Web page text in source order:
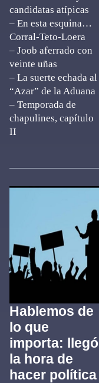
candidatas atípicas
– En esta esquina…
Corral-Teto-Loera
– Joob aferrado con
veinte uñas
– La suerte echada al
“Azar” de la Aduana
– Temporada de
chapulines, capítulo
II
Hablemos de
lo que
importa: llegó
la hora de
hacer política